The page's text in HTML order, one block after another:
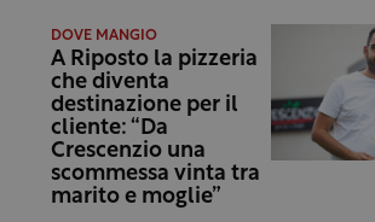
DOVE MANGIO
A Riposto la pizzeria
che diventa
destinazione per il
cliente: “Da
Crescenzio una
scommessa vinta tra
marito e moglie”